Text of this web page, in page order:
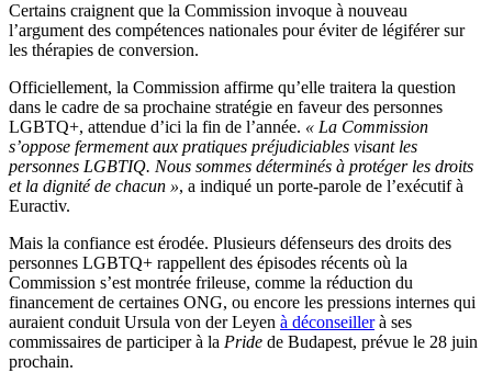
Certains craignent que la Commission invoque à nouveau
l’argument des compétences nationales pour éviter de légiférer sur
les thérapies de conversion.
Officiellement, la Commission affirme qu’elle traitera la question
dans le cadre de sa prochaine stratégie en faveur des personnes
LGBTQ+, attendue d’ici la fin de l’année. « La Commission
s’oppose fermement aux pratiques préjudiciables visant les
personnes LGBTIQ. Nous sommes déterminés à protéger les droits
et la dignité de chacun », a indiqué un porte-parole de l’exécutif à
Euractiv.
Mais la confiance est érodée. Plusieurs défenseurs des droits des
personnes LGBTQ+ rappellent des épisodes récents où la
Commission s’est montrée frileuse, comme la réduction du
financement de certaines ONG, ou encore les pressions internes qui
auraient conduit Ursula von der Leyen à déconseillerà ses
commissaires de participer à la Pride de Budapest, prévue le 28 juin
prochain.